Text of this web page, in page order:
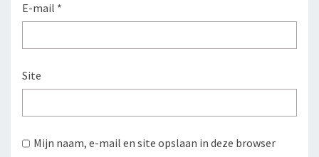
E-mail *
Site
Mijn naam, e-mail en site opslaan in deze browser